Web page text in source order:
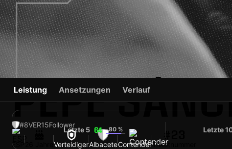
PEPE
#8VER15Follower
ESP VerteidigerAlbaceteContender
#23
Trikotnummer
Leistung Ansetzungen Verlauf
Letzte 5 64 80 % Letzte